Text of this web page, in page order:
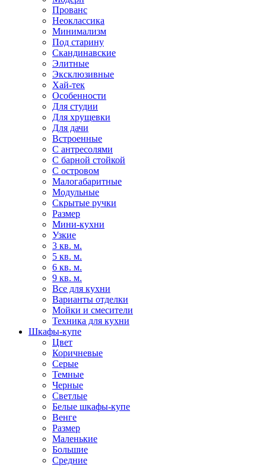
Прованс
Неоклассика
Минимализм
Под старину
Скандинавские
Элитные
Эксклюзивные
Хай-тек
Особенности
Для студии
Для хрущевки
Для дачи
Встроенные
С антресолями
С барной стойкой
С островом
Малогабаритные
Модульные
Скрытые ручки
Размер
Мини-кухни
Узкие
3 кв. м.
5 кв. м.
6 кв. м.
9 кв. м.
Все для кухни
Варианты отделки
Мойки и смесители
Техника для кухни
Шкафы-купе
Цвет
Коричневые
Серые
Темные
Черные
Светлые
Белые шкафы-купе
Венге
Размер
Маленькие
Большие
Средние